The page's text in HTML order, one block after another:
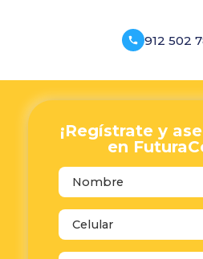
912 502
¡Regístrate y
en